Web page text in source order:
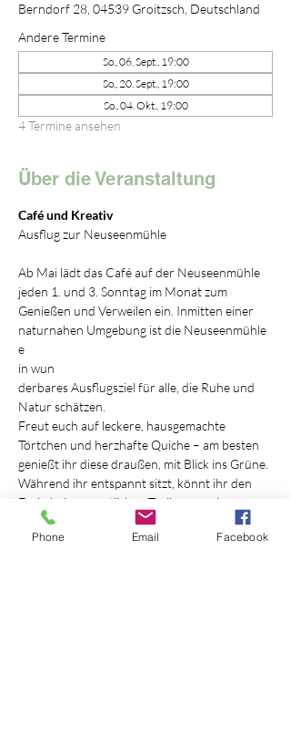
Berndorf 28, 04539 Groitzsch, Deutschland
Andere Termine
So., 06. Sept., 19:00
So., 20. Sept., 19:00
So., 04. Okt., 19:00
4 Termine ansehen
Über die Veranstaltung
Café und Kreativ
Ausflug zur Neuseenmühle
Ab Mai lädt das Café auf der Neuseenmühle
jeden 1. und 3. Sonntag im Monat zum
Genießen und Verweilen ein. Inmitten einer
naturnahen Umgebung ist die Neuseenmühle
e
in wun
derbares Ausflugsziel für alle, die Ruhe und
Natur schätzen.
Freut euch auf leckere, hausgemachte
Törtchen und herzhafte Quiche – am besten
genießt ihr diese draußen, mit Blick ins Grüne.
Während ihr entspannt sitzt, könnt ihr den
Eseln beim gemütlichen Treiben zuschauen.
Mehr anzeigen
Phone Email Facebook